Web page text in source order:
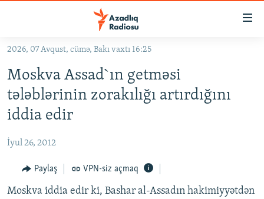
Əsas
qayıt
Əsas
naviqasiyaya
qayıt
Axtarışa
keç
KORRUPSIOMETR
FƏRQƏ BAX
QANUNI DOĞRU
ARAŞDIRMA
2026, 07 Avqust, cümə, Bakı vaxtı 16:25
Moskva Assad`ın getməsi
tələblərinin zorakılığı artırdığını
iddia edir
İyul 26, 2012
Paylaş VPN-siz açmaq
Moskva iddia edir ki, Bashar al-Assadın hakimiyyətdən